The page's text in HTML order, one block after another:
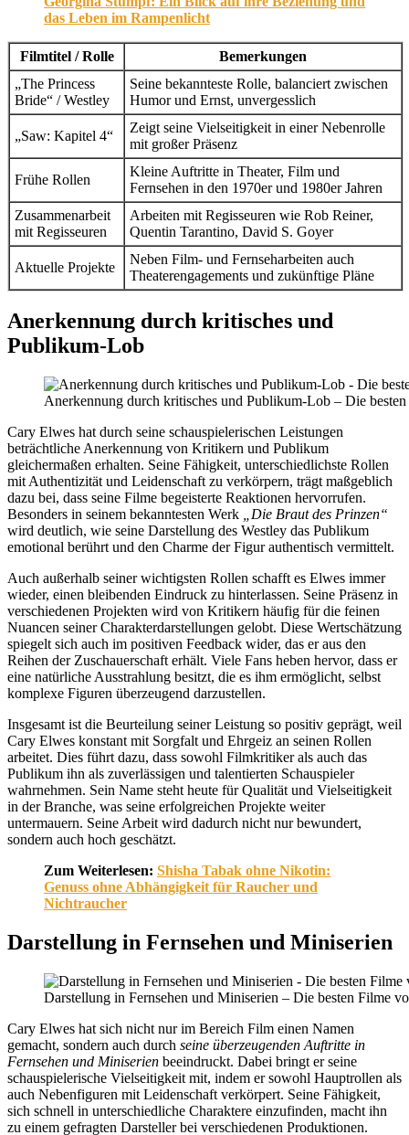
das Leben im Rampenlicht
Filmtitel / Rolle
Bemerkungen
„The Princess
Bride“ / Westley
Seine bekannteste Rolle, balanciert zwischen
Humor und Ernst, unvergesslich
„Saw: Kapitel 4“
Zeigt seine Vielseitigkeit in einer Nebenrolle
mit großer Präsenz
Frühe Rollen
Kleine Auftritte in Theater, Film und
Fernsehen in den 1970er und 1980er Jahren
Zusammenarbeit
mit Regisseuren
Arbeiten mit Regisseuren wie Rob Reiner,
Quentin Tarantino, David S. Goyer
Aktuelle Projekte
Neben Film- und Fernseharbeiten auch
Theaterengagements und zukünftige Pläne
Anerkennung durch kritisches und
Publikum-Lob
Anerkennung durch kritisches und Publikum-Lob – Die
Cary Elwes hat durch seine schauspielerischen Leistungen
beträchtliche Anerkennung von Kritikern und Publikum
gleichermaßen erhalten. Seine Fähigkeit, unterschiedlichste Rollen
mit Authentizität und Leidenschaft zu verkörpern, trägt maßgeblich
dazu bei, dass seine Filme begeisterte Reaktionen hervorrufen.
Besonders in seinem bekanntesten Werk
„Die Braut des Prinzen“
wird deutlich, wie seine Darstellung des Westley das Publikum
emotional berührt und den Charme der Figur authentisch vermittelt.
Auch außerhalb seiner wichtigsten Rollen schafft es Elwes immer
wieder, einen bleibenden Eindruck zu hinterlassen. Seine Präsenz in
verschiedenen Projekten wird von Kritikern häufig für die feinen
Nuancen seiner Charakterdarstellungen gelobt. Diese Wertschätzung
spiegelt sich auch im positiven Feedback wider, das er aus den
Reihen der Zuschauerschaft erhält. Viele Fans heben hervor, dass er
eine natürliche Ausstrahlung besitzt, die es ihm ermöglicht, selbst
komplexe Figuren überzeugend darzustellen.
Insgesamt ist die Beurteilung seiner Leistung so positiv geprägt, weil
Cary Elwes konstant mit Sorgfalt und Ehrgeiz an seinen Rollen
arbeitet. Dies führt dazu, dass sowohl Filmkritiker als auch das
Publikum ihn als zuverlässigen und talentierten Schauspieler
wahrnehmen. Sein Name steht heute für Qualität und Vielseitigkeit
in der Branche, was seine erfolgreichen Projekte weiter
untermauern. Seine Arbeit wird dadurch nicht nur bewundert,
sondern auch hoch geschätzt.
Zum Weiterlesen: Shisha Tabak ohne Nikotin:
Genuss ohne Abhängigkeit für Raucher und
Nichtraucher
Darstellung in Fernsehen und Miniserien
Darstellung in Fernsehen und Miniserien – Die besten Filme
Cary Elwes hat sich nicht nur im Bereich Film einen Namen
gemacht, sondern auch durch seine überzeugenden Auftritte in
Fernsehen und Miniserien beeindruckt. Dabei bringt er seine
schauspielerische Vielseitigkeit mit, indem er sowohl Hauptrollen als
auch Nebenfiguren mit Leidenschaft verkörpert. Seine Fähigkeit,
sich schnell in unterschiedliche Charaktere einzufinden, macht ihn
zu einem gefragten Darsteller bei verschiedenen Produktionen.